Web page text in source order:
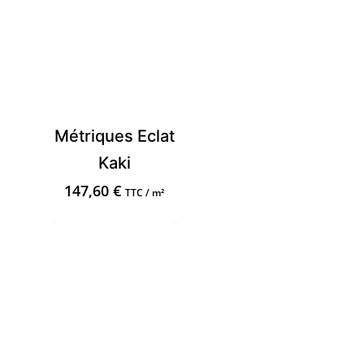
Métriques Eclat
Kaki
147,60€ TTC / m²